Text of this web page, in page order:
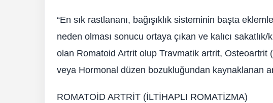
“En sık rastlananı, bağışıklık sisteminin başta
neden olması sonucu ortaya çıkan ve kalıcı sakatlık/
olan Romatoid Artrit olup Travmatik artrit, Osteoartrit
veya Hormonal düzen bozukluğundan kaynaklanan
ROMATOİD ARTRİT (İLTİHAPLI ROMATİZMA)